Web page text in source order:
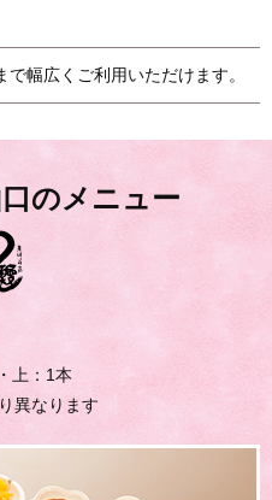
幅広くご利用いただけます。
のメニュー
上：1本
異なります